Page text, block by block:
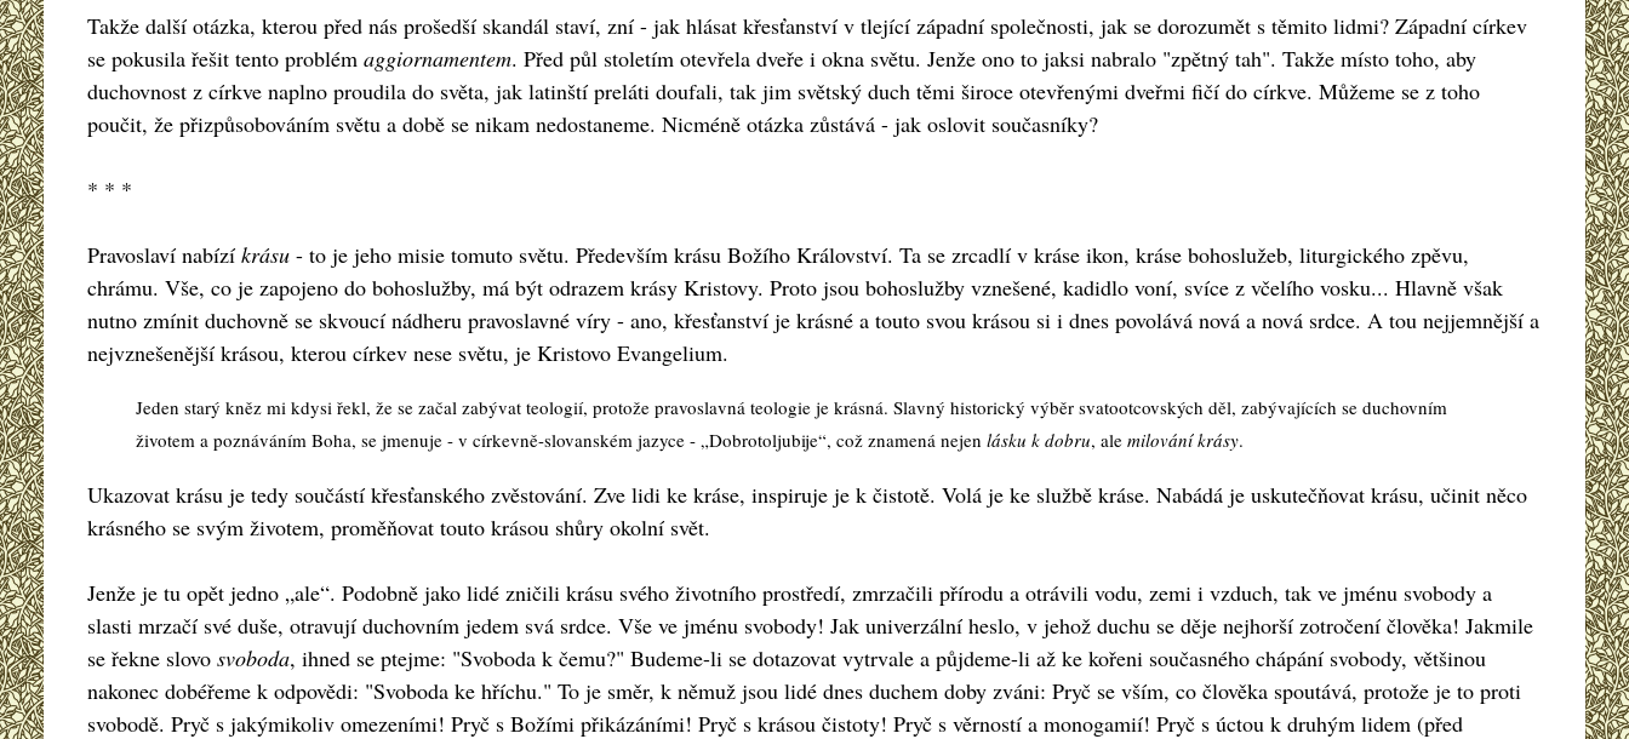
Takže další otázka, kterou před nás prošedší skandál staví, zní - jak hlásat křesťanství v tlející západní společnosti, jak se dorozumět s těmito lidmi? Západní církev
se pokusila řešit tento problém aggiornamentem. Před půl stoletím otevřela dveře i okna světu. Jenže ono to jaksi nabralo "zpětný tah". Takže místo toho, aby
duchovnost z církve naplno proudila do světa, jak latinští preláti doufali, tak jim světský duch těmi široce otevřenými dveřmi fičí do církve. Můžeme se z toho
poučit, že přizpůsobováním světu a době se nikam nedostaneme. Nicméně otázka zůstává - jak oslovit současníky?
* * *
Pravoslaví nabízí krásu - to je jeho misie tomuto světu. Především krásu Božího Království. Ta se zrcadlí v kráse ikon, kráse bohoslužeb, liturgického zpěvu,
chrámu. Vše, co je zapojeno do bohoslužby, má být odrazem krásy Kristovy. Proto jsou bohoslužby vznešené, kadidlo voní, svíce z včelího vosku... Hlavně však
nutno zmínit duchovně se skvoucí nádheru pravoslavné víry - ano, křesťanství je krásné a touto svou krásou si i dnes povolává nová a nová srdce. A tou nejjemnější a
nejvznešenější krásou, kterou církev nese světu, je Kristovo Evangelium.
Jeden starý kněz mi kdysi řekl, že se začal zabývat teologií, protože pravoslavná teologie je krásná. Slavný historický výběr svatootcovských děl, zabývajících se duchovním
životem a poznáváním Boha, se jmenuje - v církevně-slovanském jazyce - „Dobrotoljubije“, což znamená nejen lásku k dobru, ale milování krásy.
Ukazovat krásu je tedy součástí křesťanského zvěstování. Zve lidi ke kráse, inspiruje je k čistotě. Volá je ke službě kráse. Nabádá je uskutečňovat krásu, učinit něco
krásného se svým životem, proměňovat touto krásou shůry okolní svět.
Jenže je tu opět jedno „ale“. Podobně jako lidé zničili krásu svého životního prostředí, zmrzačili přírodu a otrávili vodu, zemi i vzduch, tak ve jménu svobody a
slasti mrzačí své duše, otravují duchovním jedem svá srdce. Vše ve jménu svobody! Jak univerzální heslo, v jehož duchu se děje nejhorší zotročení člověka! Jakmile
se řekne slovo svoboda, ihned se ptejme: "Svoboda k čemu?" Budeme-li se dotazovat vytrvale a půjdeme-li až ke kořeni současného chápání svobody, většinou
nakonec dobéřeme k odpovědi: "Svoboda ke hříchu." To je směr, k němuž jsou lidé dnes duchem doby zváni: Pryč se vším, co člověka spoutává, protože je to proti
svobodě. Pryč s jakýmikoliv omezeními! Pryč s Božími přikázáními! Pryč s krásou čistoty! Pryč s věrností a monogamií! Pryč s úctou k druhým lidem (před